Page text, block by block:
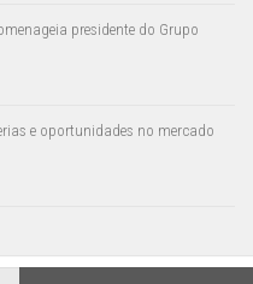
presidente do Grupo
e oportunidades no mercado